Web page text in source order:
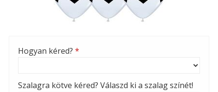
Hogyan kéred? *
Szalagra kötve kéred? Válaszd ki a szalag színét!